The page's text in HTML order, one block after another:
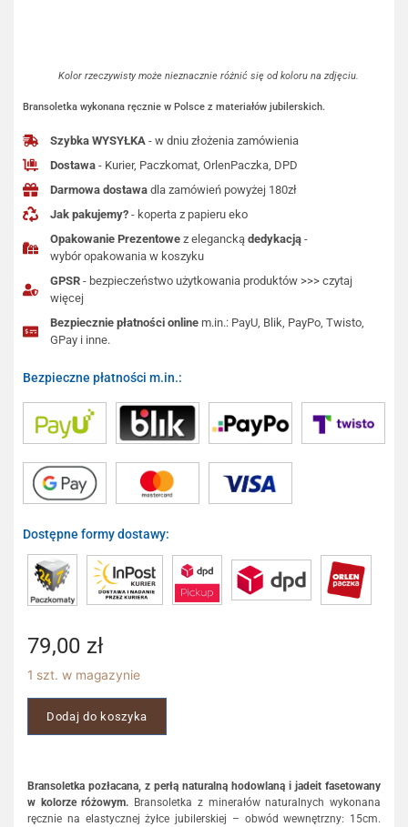
Kolor rzeczywisty może nieznacznie różnić się od koloru na zdjęciu.
Bransoletka wykonana ręcznie w Polsce z materiałów jubilerskich.
Szybka WYSYŁKA - w dniu złożenia zamówienia
Dostawa - Kurier, Paczkomat, OrlenPaczka, DPD
Darmowa dostawa dla zamówień powyżej 180zł
Jak pakujemy? - koperta z papieru eko
Opakowanie Prezentowe z eleganckądedykacją -
wybór opakowania w koszyku
GPSR - bezpieczeństwo użytkowania produktów >>> czytaj
więcej
Bezpiecznie płatności online m.in.: PayU, Blik, PayPo, Twisto,
GPay i inne.
Bezpieczne płatności m.in.:
Dostępne formy dostawy:
79,00 zł
1 szt. w magazynie
Dodaj do koszyka
Bransoletka pozłacana, z perłą naturalną hodowlaną i jadeit fasetowany
w kolorze różowym. Bransoletka z minerałów naturalnych wykonana
ręcznie na elastycznej żyłce jubilerskiej – obwód wewnętrzny: 15cm.